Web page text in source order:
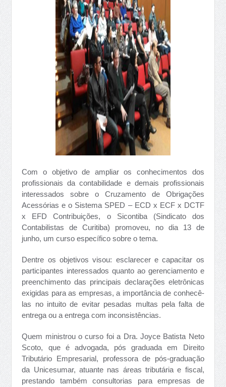
Com o objetivo de ampliar os conhecimentos dos
profissionais da contabilidade e demais profissionais
interessados sobre o Cruzamento de Obrigações
Acessórias e o Sistema SPED – ECD x ECF x DCTF
x EFD Contribuições, o Sicontiba (Sindicato dos
Contabilistas de Curitiba) promoveu, no dia 13 de
junho, um curso específico sobre o tema.
Dentre os objetivos visou: esclarecer e capacitar os
participantes interessados quanto ao gerenciamento e
preenchimento das principais declarações eletrônicas
exigidas para as empresas, a importância de conhecê-
las no intuito de evitar pesadas multas pela falta de
entrega ou a entrega com inconsistências.
Quem ministrou o curso foi a Dra. Joyce Batista Neto
Scoto, que é advogada, pós graduada em Direito
Tributário Empresarial, professora de pós-graduação
da Unicesumar, atuante nas áreas tributária e fiscal,
prestando também consultorias para empresas de